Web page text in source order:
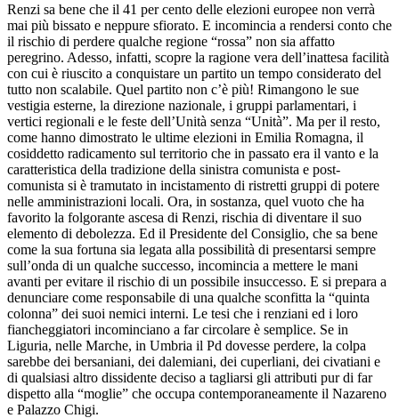
Renzi sa bene che il 41 per cento delle elezioni europee non verrà
mai più bissato e neppure sfiorato. E incomincia a rendersi conto che
il rischio di perdere qualche regione “rossa” non sia affatto
peregrino. Adesso, infatti, scopre la ragione vera dell’inattesa facilità
con cui è riuscito a conquistare un partito un tempo considerato del
tutto non scalabile. Quel partito non c’è più! Rimangono le sue
vestigia esterne, la direzione nazionale, i gruppi parlamentari, i
vertici regionali e le feste dell’Unità senza “Unità”. Ma per il resto,
come hanno dimostrato le ultime elezioni in Emilia Romagna, il
cosiddetto radicamento sul territorio che in passato era il vanto e la
caratteristica della tradizione della sinistra comunista e post-
comunista si è tramutato in incistamento di ristretti gruppi di potere
nelle amministrazioni locali. Ora, in sostanza, quel vuoto che ha
favorito la folgorante ascesa di Renzi, rischia di diventare il suo
elemento di debolezza. Ed il Presidente del Consiglio, che sa bene
come la sua fortuna sia legata alla possibilità di presentarsi sempre
sull’onda di un qualche successo, incomincia a mettere le mani
avanti per evitare il rischio di un possibile insuccesso. E si prepara a
denunciare come responsabile di una qualche sconfitta la “quinta
colonna” dei suoi nemici interni. Le tesi che i renziani ed i loro
fiancheggiatori incominciano a far circolare è semplice. Se in
Liguria, nelle Marche, in Umbria il Pd dovesse perdere, la colpa
sarebbe dei bersaniani, dei dalemiani, dei cuperliani, dei civatiani e
di qualsiasi altro dissidente deciso a tagliarsi gli attributi pur di far
dispetto alla “moglie” che occupa contemporaneamente il Nazareno
e Palazzo Chigi.